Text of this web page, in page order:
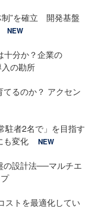
制”を確立 開発基盤
NEW
十分か？企業の
の勘所
るのか？ アクセン
駐者2名で」を目指す
も変化
NEW
の設計法──マルチエ
ストを最適化してい